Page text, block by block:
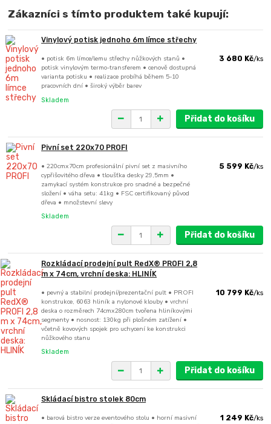
Zákazníci s tímto produktem také kupují:
Vinylový potisk jednoho 6m límce střechy
• potisk 6m límce/lemu střechy nůžkových stanů •
potisk vinylovým termo-transferem • cenově dostupná
varianta potisku • realizace probíhá během 5-10
pracovních dní • široký výběr barev
3 680 Kč/ks
Skladem
Přidat do košíku
Pivní set 220x70 PROFI
• 220cmx70cm profesionální pivní set z masivního
cypřišovitého dřeva • tloušťka desky 29,5mm •
zamykací systém konstrukce pro snadné a bezpečné
složení • váha setu: 41kg • FSC certifikovaný původ
dřeva • množstevní slevy
5 599 Kč/ks
Skladem
Přidat do košíku
Rozkládací prodejní pult RedX® PROFI 2,8
m x 74cm, vrchní deska: HLINÍK
• pevný a stabilní prodejní/prezentační pult • PROFI
konstrukce, 6063 hliník a nylonové klouby • vrchní
deska o rozměrech 74cmx280cm tvořena hliníkovými
segmenty • nosnost: 130kg při plošném zatížení •
včetně kovových spojek pro uchycení ke konstrukci
nůžkového stanu
10 799 Kč/ks
Skladem
Přidat do košíku
Skládací bistro stolek 80cm
• barová bistro verze eventového stolu • horní masivní
1 249 Kč/ks